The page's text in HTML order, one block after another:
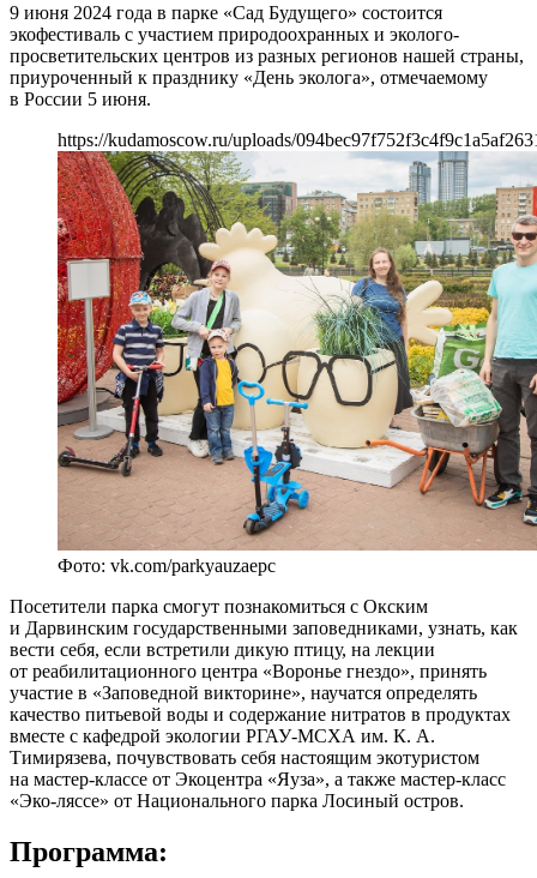
9 июня 2024 года в парке «Сад Будущего» состоится
экофестиваль с участием природоохранных и эколого-
просветительских центров из разных регионов нашей страны,
приуроченный к празднику «День эколога», отмечаемому
в России 5 июня.
https://kudamoscow.ru/uploads/
Фото: vk.com/parkyauzaepc
Посетители парка смогут познакомиться с Окским
и Дарвинским государственными заповедниками, узнать, как
вести себя, если встретили дикую птицу, на лекции
от реабилитационного центра «Воронье гнездо», принять
участие в «Заповедной викторине», научатся определять
качество питьевой воды и содержание нитратов в продуктах
вместе с кафедрой экологии РГАУ-МСХА им. К. А.
Тимирязева, почувствовать себя настоящим экотуристом
на мастер-классе от Экоцентра «Яуза», а также мастер-класс
«Эко-ляссе» от Национального парка Лосиный остров.
Программа: